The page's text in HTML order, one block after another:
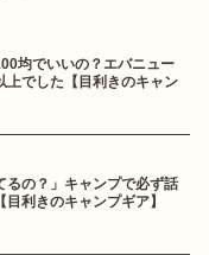
均でいいの？エバニュー
上でした【目利きのキャン
るの？」キャンプで必ず話
利きのキャンプギア】